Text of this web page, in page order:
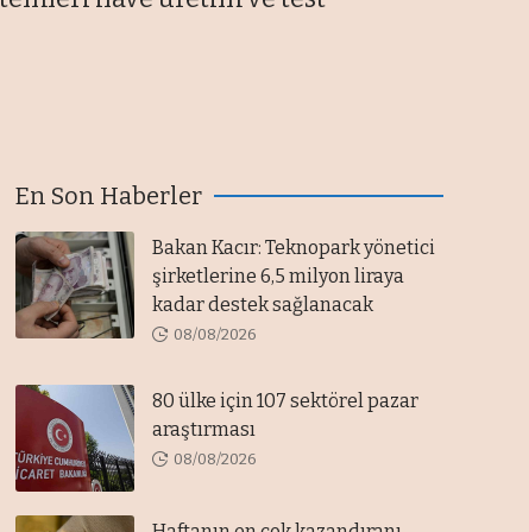
En Son Haberler
Bakan Kacır: Teknopark yönetici
şirketlerine 6,5 milyon liraya
kadar destek sağlanacak
08/08/2026
80 ülke için 107 sektörel pazar
araştırması
08/08/2026